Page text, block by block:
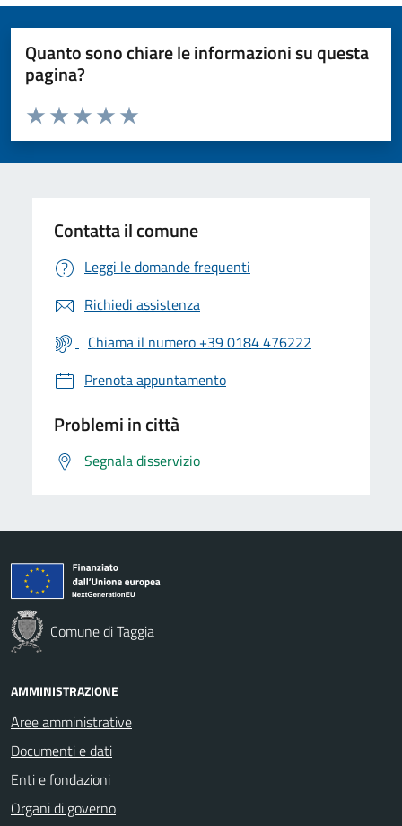
Quanto sono chiare le informazioni su questa
pagina?
Valuta da 1 a 5 stelle la pagina
Valuta 5 stelle su 5
Valuta 4 stelle su 5
Valuta 3 stelle su 5
Valuta 2 stelle su 5
Valuta 1 stelle su 5
Contatta il comune
Leggi le domande frequenti
Richiedi assistenza
Chiama il numero +39 0184 476222
Prenota appuntamento
Problemi in città
Segnala disservizio
Comune di Taggia
AMMINISTRAZIONE
Aree amministrative
Documenti e dati
Enti e fondazioni
Organi di governo